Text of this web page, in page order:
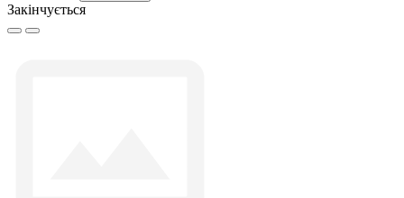
Закінчується